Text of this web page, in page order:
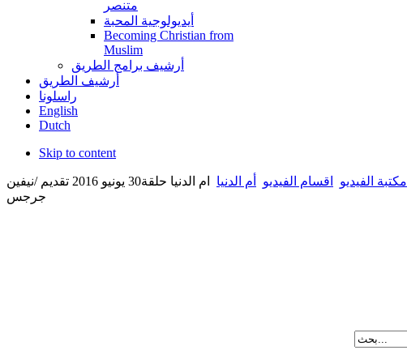
متنصر
أيديولوجية المحبة
Becoming Christian from
Muslim
أرشيف برامج الطريق
أرشيف الطريق
راسلونا
English
Dutch
Skip to content
مكتبة الفيديو اقسام الفيديو أم الدنيا
ام الدنيا حلقة30 يونيو 2016 تقديم /نيفين
جرجس